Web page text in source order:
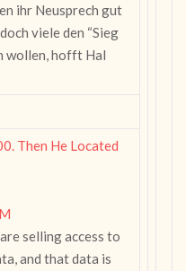
ihr Neusprech gut
viele den “Sieg
wollen, hofft Hal
Then He Located
selling access to
and that data is